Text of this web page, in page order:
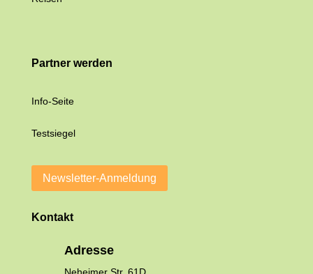
Partner werden
Info-Seite
Testsiegel
Newsletter-Anmeldung
Kontakt
Adresse
Neheimer Str. 61D